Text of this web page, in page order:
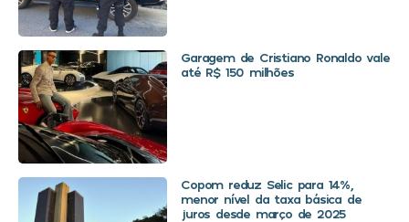
Garagem de Cristiano Ronaldo vale
até R$ 150 milhões
Copom reduz Selic para 14%,
menor nível da taxa básica de
juros desde março de 2025